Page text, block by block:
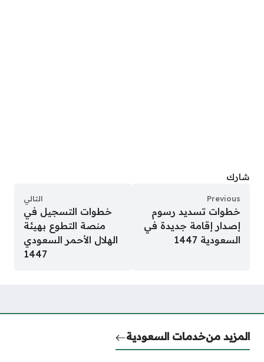
شارك
Previous
خطوات تسديد رسوم
إصدار إقامة جديدة في
السعودية 1447
التالي
خطوات التسجيل في
منصة التطوع بهيئة
الهلال الأحمر السعودي
1447
المزيد منخدمات السعودية